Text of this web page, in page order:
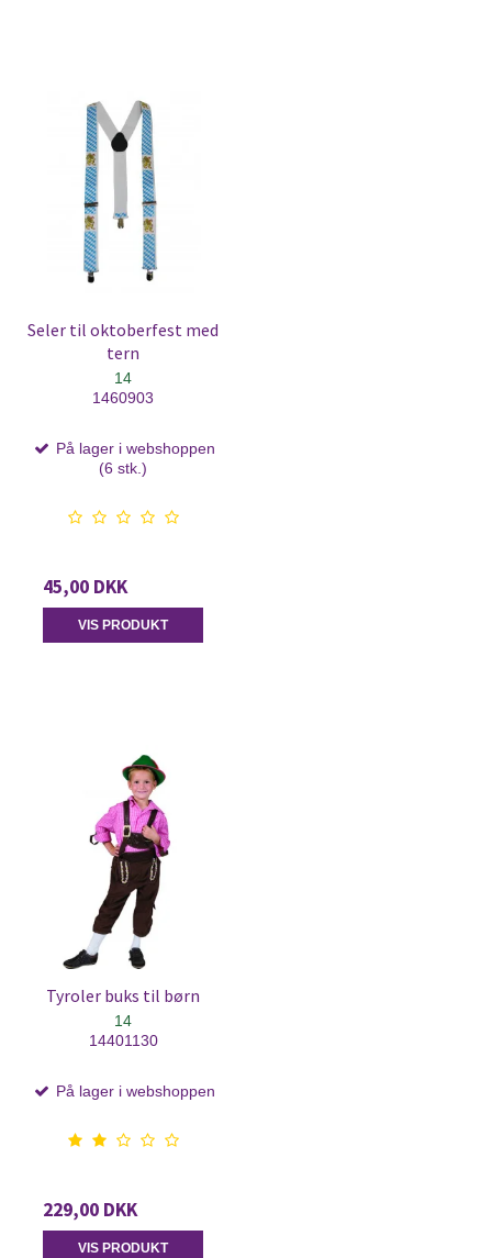
Seler til oktoberfest med
tern
14
1460903
På lager i webshoppen
(6 stk.)
45,00 DKK
VIS PRODUKT
Tyroler buks til børn
14
14401130
På lager i webshoppen
229,00 DKK
VIS PRODUKT